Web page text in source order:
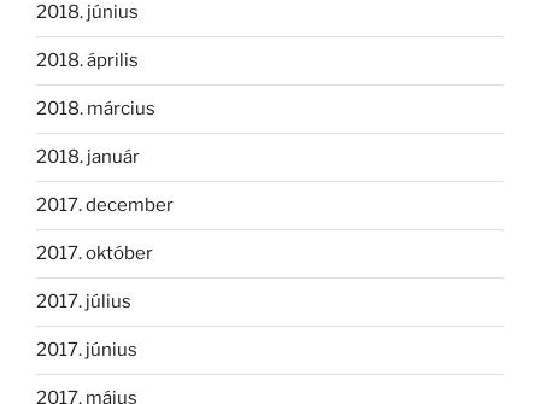
2018. június
2018. április
2018. március
2018. január
2017. december
2017. október
2017. július
2017. június
2017. május